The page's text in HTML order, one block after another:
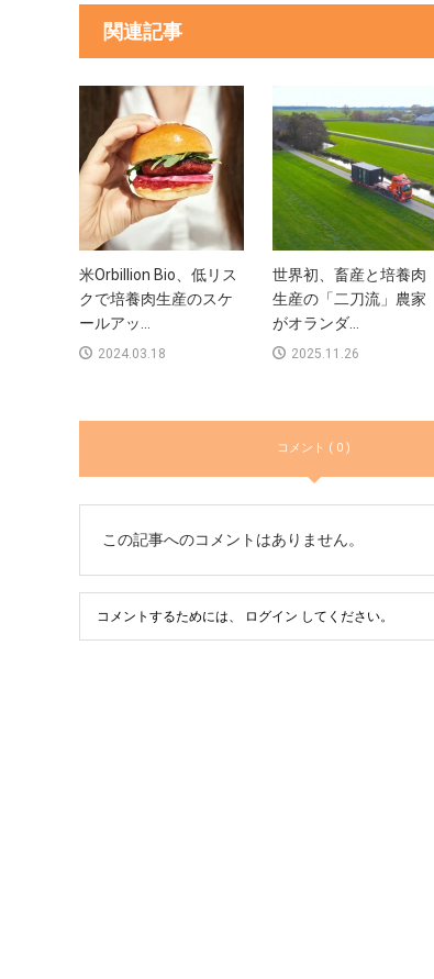
関連記事
米Orbillion Bio、低リス
クで培養肉生産のスケ
ールアッ...
2024.03.18
世界初、畜産と培養肉
生産の「二刀流」農家
がオランダ...
2025.11.26
コメント ( 0 )
この記事へのコメントはありません。
コメントするためには、 ログイン してください。